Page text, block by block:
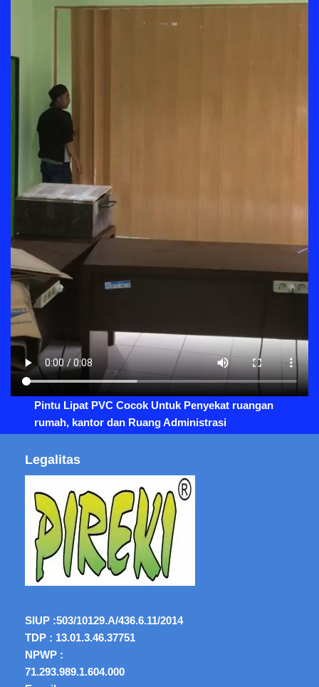
Pintu Lipat PVC Cocok Untuk Penyekat ruangan
rumah, kantor dan Ruang Administrasi
Legalitas
SIUP :503/10129.A/436.6.11/2014
TDP : 13.01.3.46.37751
NPWP :
71.293.989.1.604.000